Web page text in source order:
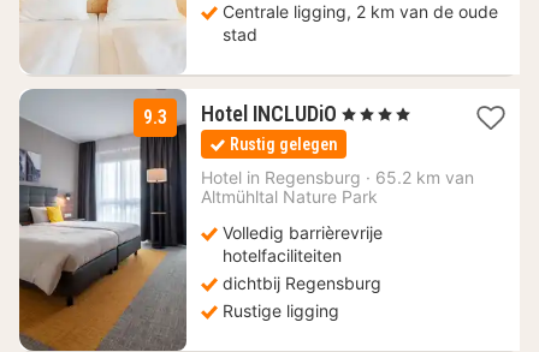
Centrale ligging, 2 km van de oude
stad
9.3 Hotel INCLUDiO 2
nachten
vanaf
85
€
, 4 Sterren
Rustig gelegen
Hotel in Regensburg · 65.2 km van
Altmühltal Nature Park
Volledig barrièrevrije
hotelfaciliteiten
dichtbij Regensburg
Rustige ligging